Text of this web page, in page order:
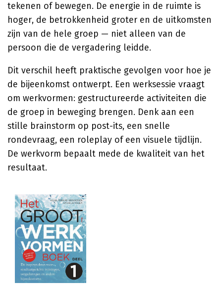
tekenen of bewegen. De energie in de ruimte is
hoger, de betrokkenheid groter en de uitkomsten
zijn van de hele groep — niet alleen van de
persoon die de vergadering leidde.
Dit verschil heeft praktische gevolgen voor hoe je
de bijeenkomst ontwerpt. Een werksessie vraagt
om werkvormen: gestructureerde activiteiten die
de groep in beweging brengen. Denk aan een
stille brainstorm op post-its, een snelle
rondevraag, een roleplay of een visuele tijdlijn.
De werkvorm bepaalt mede de kwaliteit van het
resultaat.